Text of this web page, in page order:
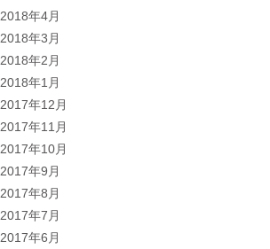
2018年4月
2018年3月
2018年2月
2018年1月
2017年12月
2017年11月
2017年10月
2017年9月
2017年8月
2017年7月
2017年6月